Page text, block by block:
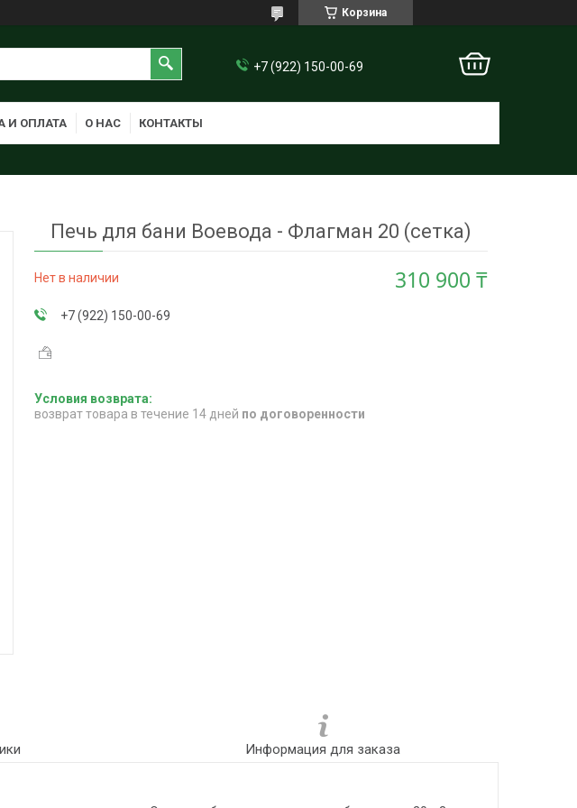
Корзина
+7 (922) 150-00-69
И ОПЛАТА О НАС КОНТАКТЫ
Печь для бани Воевода - Флагман 20 (сетка)
Нет в наличии 310 900 ₸
+7 (922) 150-00-69
возврат товара в течение 14 дней по договоренности
Информация для заказа